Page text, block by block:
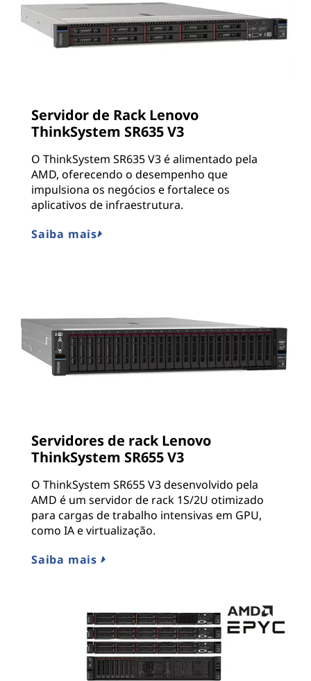
Servidor de Rack Lenovo
ThinkSystem SR635 V3
O ThinkSystem SR635 V3 é alimentado pela
AMD, oferecendo o desempenho que
impulsiona os negócios e fortalece os
aplicativos de infraestrutura.
Saiba mais
Servidores de rack Lenovo
ThinkSystem SR655 V3
O ThinkSystem SR655 V3 desenvolvido pela
AMD é um servidor de rack 1S/2U otimizado
para cargas de trabalho intensivas em GPU,
como IA e virtualização.
Saiba mais